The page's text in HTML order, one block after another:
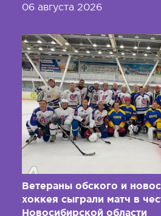
06 августа 2026
Ветераны обского и
хоккея сыграли матч в
Новосибирской области